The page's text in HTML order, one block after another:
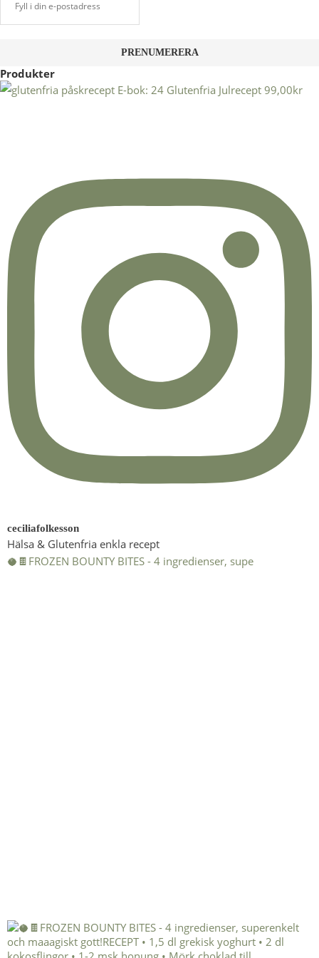
Produkter
E-bok: 24 Glutenfria Julrecept 99,00kr
ceciliafolkesson
Hälsa & Glutenfria enkla recept
🥥🍫FROZEN BOUNTY BITES - 4 ingredienser, supe